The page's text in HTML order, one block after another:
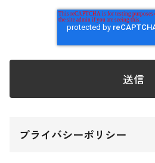
プライバシーポリシー